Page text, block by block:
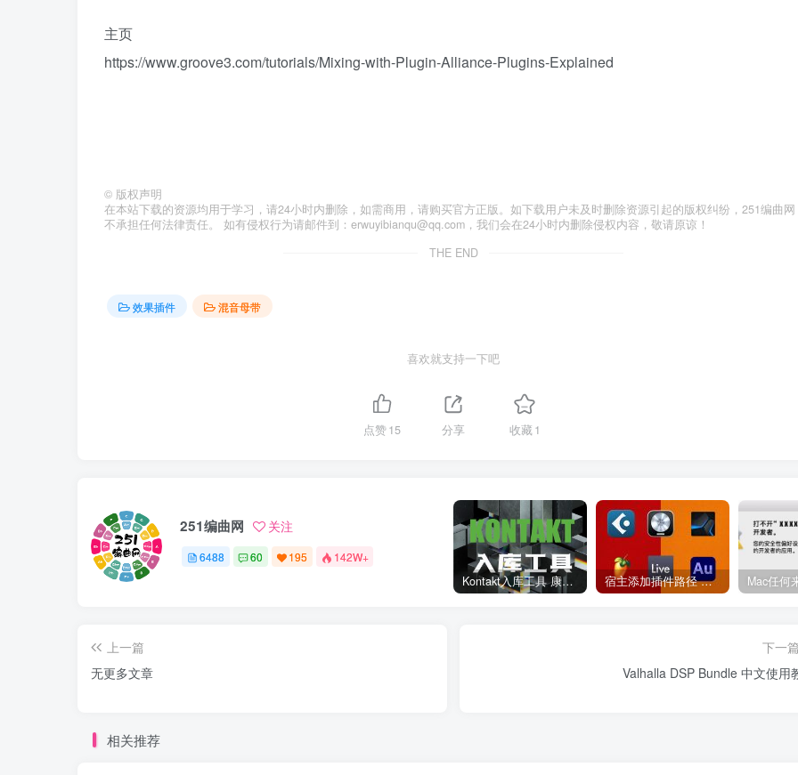
主页
https://www.groove3.com/tutorials/Mixing-with-Plugin-Alliance-Plugins-Explained
© 版权声明
在本站下载的资源均用于学习，请24小时内删除，如需商用，请购买官方正版。如下载用户未及时删除资源引起的版权纠纷，251编曲网
不承担任何法律责任。 如有侵权行为请邮件到：erwuyibianqu@qq.com，我们会在24小时内删除侵权内容，敬请原谅！
THE END
效果插件 混音母带
喜欢就支持一下吧
点赞15 分享 收藏1
251编曲网 关注
6488 60 195 142W+
Kontakt入库工具 康泰克入库教程 宿主添加插件路径 插件路径设置 VSTPlugins路径
上一篇
无更多文章
下一
Valhalla DSP Bundle 中文使用
相关推荐